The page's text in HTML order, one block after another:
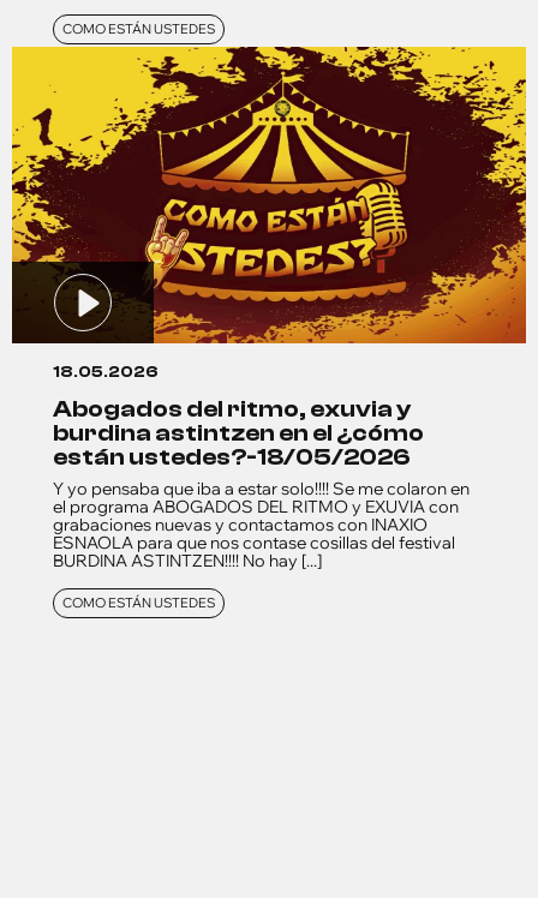
COMO ESTÁN USTEDES
18.05.2026
abogados del ritmo, exuvia y
burdina astintzen en el ¿cómo
están ustedes?-18/05/2026
Y yo pensaba que iba a estar solo!!!! Se me colaron en
el programa ABOGADOS DEL RITMO y EXUVIA con
grabaciones nuevas y contactamos con INAXIO
ESNAOLA para que nos contase cosillas del festival
BURDINA ASTINTZEN!!!! No hay [...]
COMO ESTÁN USTEDES